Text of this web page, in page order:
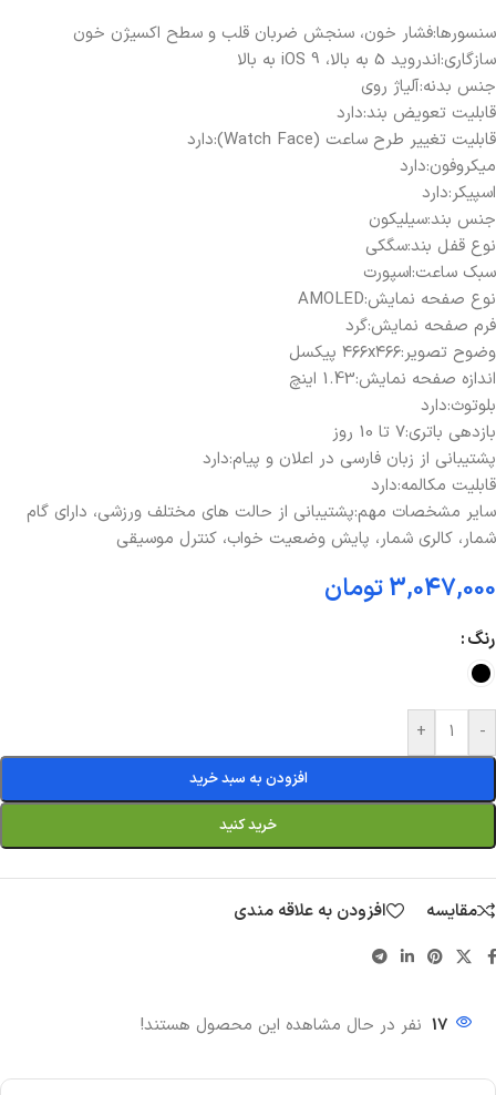
سنسورها:فشار خون، سنجش ضربان قلب و سطح اکسیژن خون
سازگاری:اندروید 5 به بالا، iOS 9 به بالا
جنس بدنه:آلیاژ روی
قابلیت تعویض بند:دارد
قابلیت تغییر طرح ساعت (Watch Face):دارد
میکروفون:دارد
اسپیکر:دارد
جنس بند:سیلیکون
نوع قفل بند:سگکی
سبک ساعت:اسپورت
نوع صفحه نمایش:AMOLED
فرم صفحه نمایش:گرد
وضوح تصویر:۴۶۶x۴۶۶ پیکسل
اندازه صفحه نمایش:1.43 اینچ
بلوتوث:دارد
بازدهی باتری:7 تا 10 روز
پشتیبانی از زبان فارسی در اعلان و پیام:دارد
قابلیت مکالمه:دارد
سایر مشخصات مهم:پشتیبانی از حالت های مختلف ورزشی، دارای گام
شمار، کالری شمار، پایش وضعیت خواب، کنترل موسیقی
3,047,000تومان
رنگ
-
+
افزودن به سبد خرید
خرید کنید
مقایسه افزودن به علاقه مندی
17 نفر در حال مشاهده این محصول هستند!